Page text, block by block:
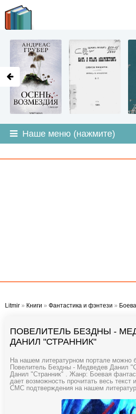
Наше меню (нажмите)
Litmir » Книги » Фантастика и фэнтези »
ПОВЕЛИТЕЛЬ БЕЗДНЫ -
ДАНИЛ "СТРАННИК"
На нашем литературном портале можно
Повелитель Бездны - Медведев Данил
Данил "Странник" . Жанр: Боевая
дает возможность прочитать весь текст
СМС подтверждения на нашем
LITMIR.ORG